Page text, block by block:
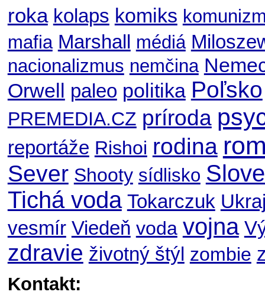
roka kolaps komiks
mafia Marshall médiá
nacionalizmus nemčina
Orwell paleo politika Poľsko
PREMEDIA.CZ príroda
reportáže Rishoi rodina
Sever Shooty sídlisko
Tichá voda Tokarczuk
vesmír Viedeň voda vojna
zdravie životný štýl zombie
Kontakt: